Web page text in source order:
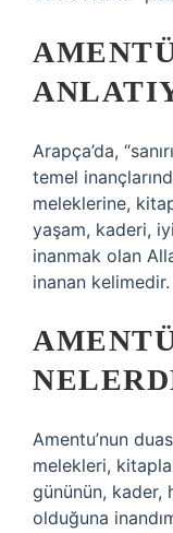
Arapça’da,
temel
meleklerine,
yaşam, kaderi,
inanmak olan
inanan kelimedir.
Amentu’nun
melekleri,
gününün, kader,
olduğuna